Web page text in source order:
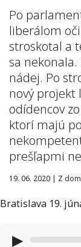
Po
liberálom
stroskotal a
sa
nádej. Po
nový projekt
odídencov
ktorí majú
prešľapmi
19. 06. 2020 | Z
Bratislava 19.
▶